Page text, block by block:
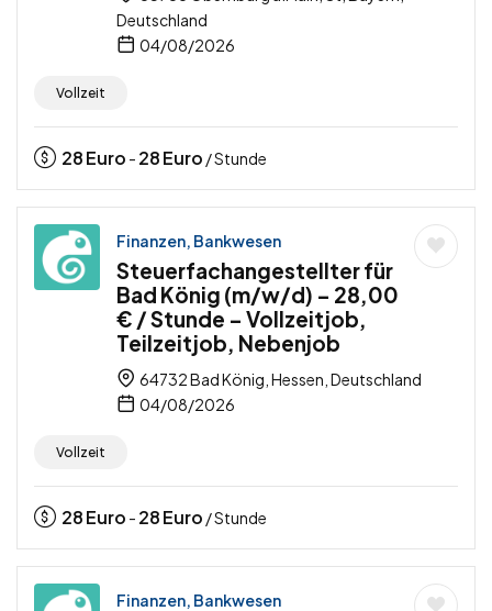
Deutschland
04/08/2026
Vollzeit
28Euro - 28Euro / Stunde
Finanzen, Bankwesen
Steuerfachangestellter für
Bad König (m/w/d) – 28,00
€ / Stunde – Vollzeitjob,
Teilzeitjob, Nebenjob
64732 Bad König, Hessen, Deutschland
04/08/2026
Vollzeit
28Euro - 28Euro / Stunde
Finanzen, Bankwesen